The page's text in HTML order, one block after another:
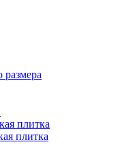
размера
плитка
плитка